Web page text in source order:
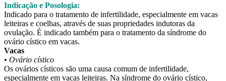
Indicação e Posologia:
Indicado para o tratamento de infertilidade, especialmente em vacas
leiteiras e coelhas, através de suas propriedades indutoras da
ovulação. É indicado também para o tratamento da síndrome do
ovário cístico em vacas.
Vacas
• Ovário cístico
Os ovários císticos são uma causa comum de infertilidade,
especialmente em vacas leiteiras. Na síndrome do ovário cístico,